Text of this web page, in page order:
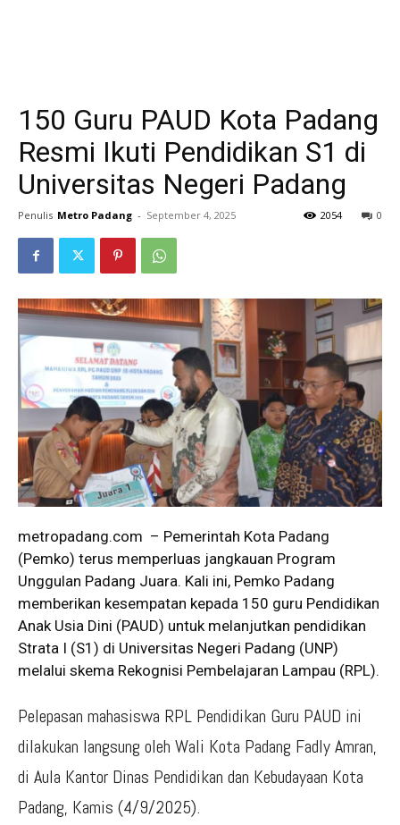
150 Guru PAUD Kota Padang
Resmi Ikuti Pendidikan S1 di
Universitas Negeri Padang
Penulis Metro Padang - September 4, 2025 0
2054
metropadang.com – Pemerintah Kota Padang
(Pemko) terus memperluas jangkauan Program
Unggulan Padang Juara. Kali ini, Pemko Padang
memberikan kesempatan kepada 150 guru Pendidikan
Anak Usia Dini (PAUD) untuk melanjutkan pendidikan
Strata I (S1) di Universitas Negeri Padang (UNP)
melalui skema Rekognisi Pembelajaran Lampau (RPL).
Pelepasan mahasiswa RPL Pendidikan Guru PAUD ini
dilakukan langsung oleh Wali Kota Padang Fadly Amran,
di Aula Kantor Dinas Pendidikan dan Kebudayaan Kota
Padang, Kamis (4/9/2025).